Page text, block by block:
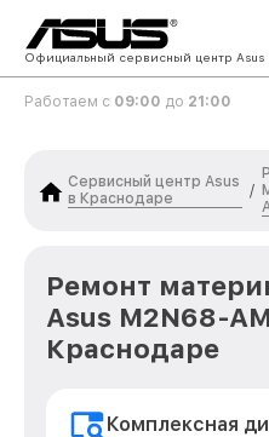
Официальный сервисный центр Asus
Работаем с 09:00 до 21:00
Сервисный центр Asus
в Краснодаре
/
Ремонт
Asus M2N68-
Краснодаре
Комплексная